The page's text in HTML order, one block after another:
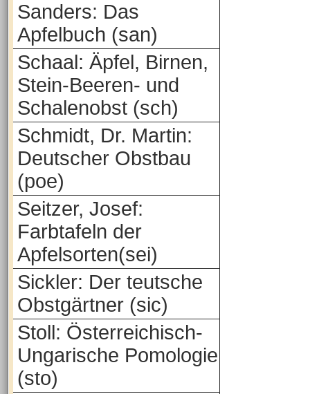
Sanders: Das
Apfelbuch (san)
Schaal: Äpfel, Birnen,
Stein-Beeren- und
Schalenobst (sch)
Schmidt, Dr. Martin:
Deutscher Obstbau
(poe)
Seitzer, Josef:
Farbtafeln der
Apfelsorten(sei)
Sickler: Der teutsche
Obstgärtner (sic)
Stoll: Österreichisch-
Ungarische Pomologie
(sto)